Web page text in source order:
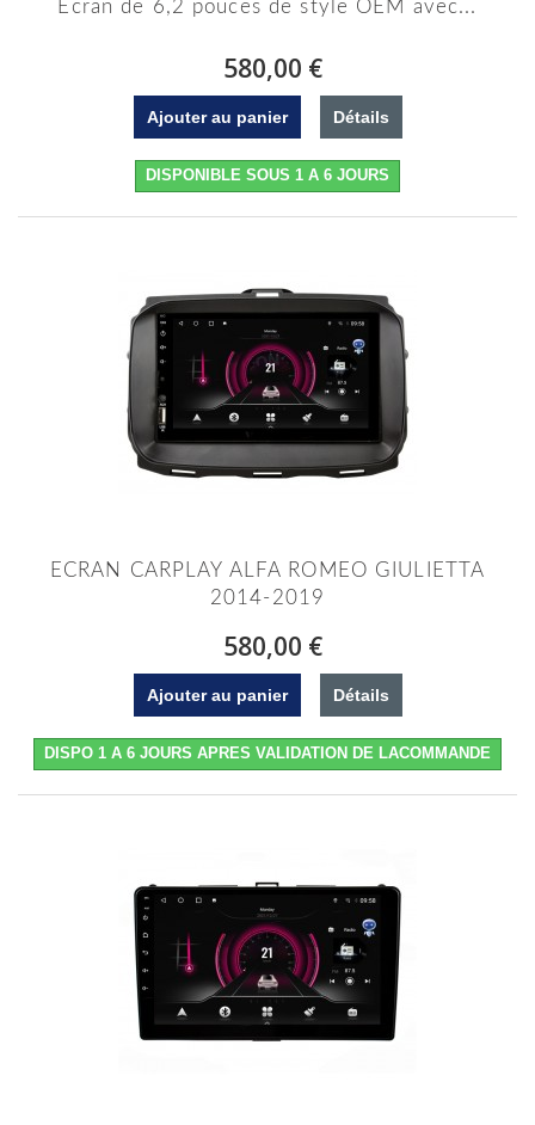
Écran de 6,2 pouces de style OEM avec...
580,00 €
Ajouter au panier Détails
DISPONIBLE SOUS 1 A 6 JOURS
ECRAN CARPLAY ALFA ROMEO GIULIETTA
2014-2019
580,00 €
Ajouter au panier Détails
DISPO 1 A 6 JOURS APRES VALIDATION DE LACOMMANDE